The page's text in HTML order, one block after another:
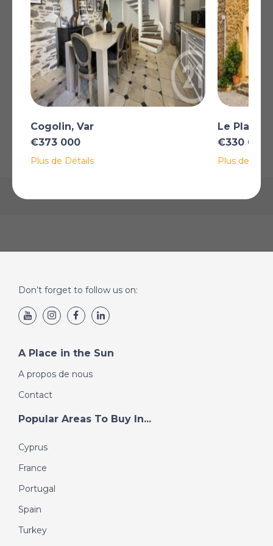
Copropriété de 33 lots.
Charges annuelles : 2500.00 euros.
Plus
AFFICHER SUR LA CARTE
La carte peut ne pas indiquer l'emplacement exact
Cogolin, Var
€373 000
Plus de Détails
Le Plan-
€330 000
Plus de
Don’t forget to follow us on:
A Place in the Sun
A propos de nous
Contact
Popular Areas To Buy In...
Cyprus
France
Portugal
Spain
Turkey